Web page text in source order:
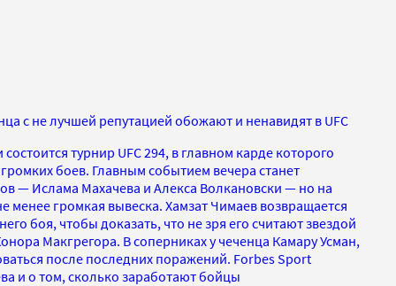
с не лучшей репутацией обожают и ненавидят в UFC
турнир UFC 294, в главном карде которого
боев. Главным событием вечера станет
— Ислама Махачева и Алекса Волкановски — но на
менее громкая вывеска. Хамзат Чимаев возвращается
боя, чтобы доказать, что не зря его считают звездой
Макгрегора. В соперниках у чеченца Камару Усман,
после последних поражений. Forbes Sport
и о том, сколько заработают бойцы